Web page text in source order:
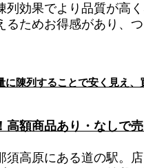
効果でより品質が高
るためお得感があり、
に陳列することで安く見え
額商品あり・なしで
高原にある道の駅。